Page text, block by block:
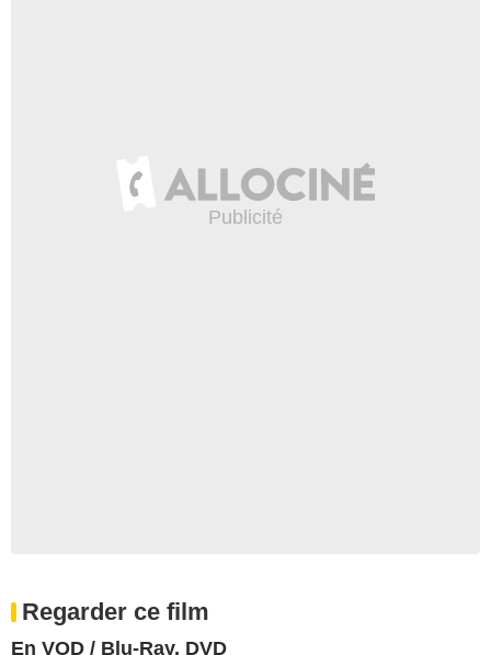
Regarder ce film
En VOD / Blu-Ray, DVD